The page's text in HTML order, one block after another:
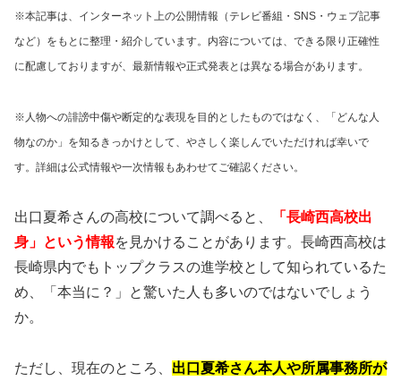
※本記事は、インターネット上の公開情報（テレビ番組・SNS・ウェブ記事
など）をもとに整理・紹介しています。内容については、できる限り正確性
に配慮しておりますが、最新情報や正式発表とは異なる場合があります。
※人物への誹謗中傷や断定的な表現を目的としたものではなく、「どんな人
物なのか」を知るきっかけとして、やさしく楽しんでいただければ幸いで
す。詳細は公式情報や一次情報もあわせてご確認ください。
出口夏希さんの高校について調べると、
「長崎西高校出
身」という情報を見かけることがあります。長崎西高校は
長崎県内でもトップクラスの進学校として知られているた
め、「本当に？」と驚いた人も多いのではないでしょう
か。
ただし、現在のところ、 出口夏希さん本人や所属事務所が